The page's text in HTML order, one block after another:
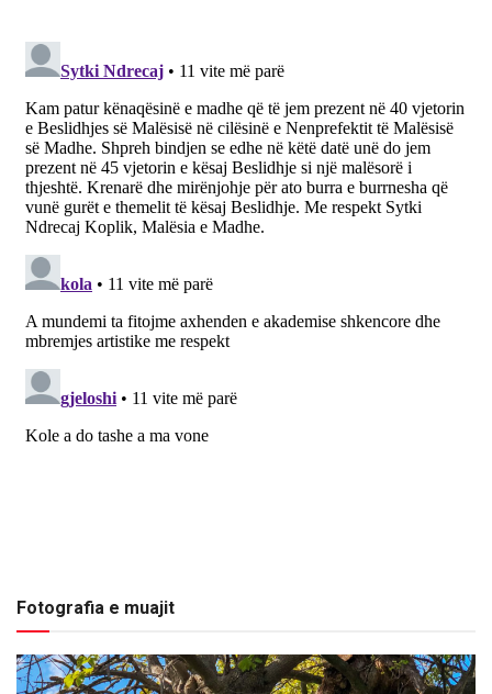
Fotografia e muajit